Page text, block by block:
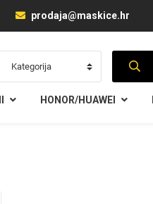
prodaja@maskice.hr
HONOR/HUAWEI